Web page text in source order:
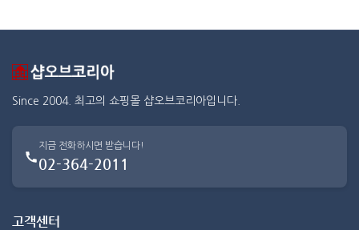
Since 2004. 최고의 쇼핑몰 샵오브코리아입니다.
지금 전화하시면 받습니다!
02-364-2011
고객센터